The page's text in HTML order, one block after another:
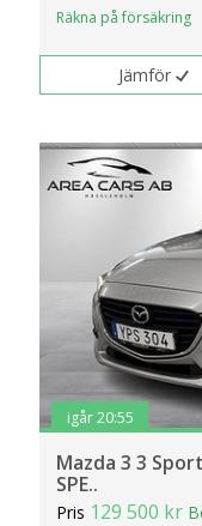
klickar du på
Räkna på försäkring
Jämför
igår 20:55
Mazda 3 3
SPE..
Pris 129 500 kr